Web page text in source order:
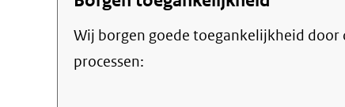
Wij borgen goede toegankelijkheid
processen: